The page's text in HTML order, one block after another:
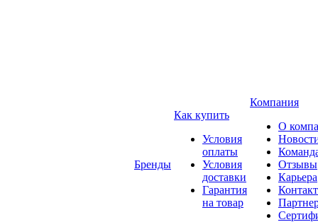
Бренды
Как купить
Условия
оплаты
Условия
доставки
Гарантия
на товар
Компания
О
Отзывы
Карьера